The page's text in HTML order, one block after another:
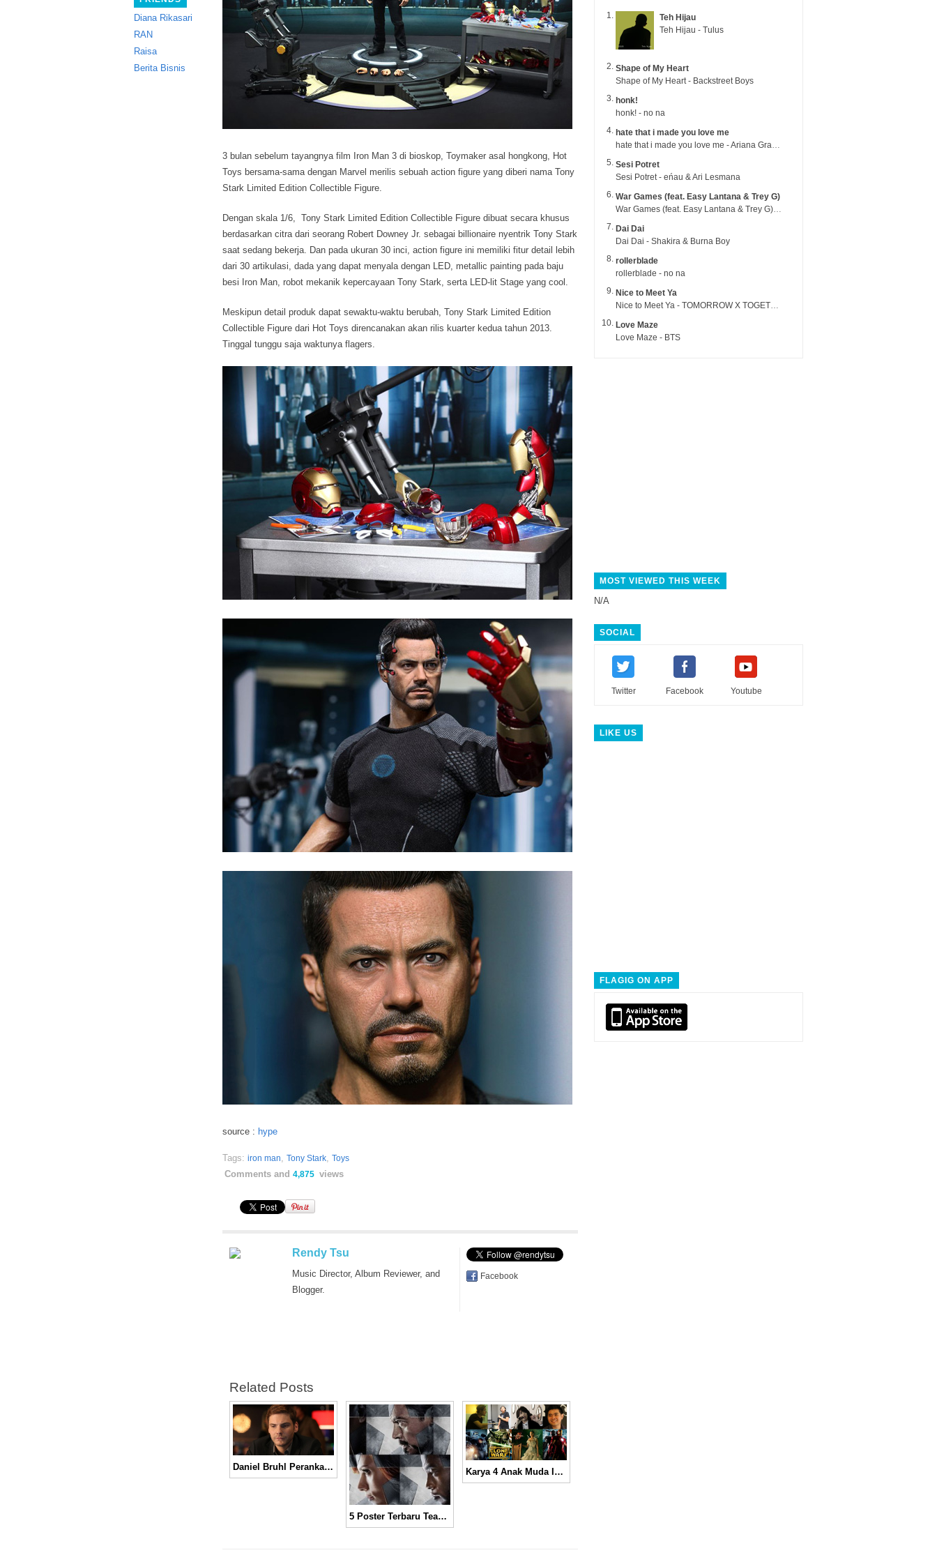
Diana Rikasari
RAN
Raisa
Berita Bisnis
3 bulan sebelum tayangnya film Iron Man 3 di bioskop, Toymaker asal hongkong, Hot
Toys bersama-sama dengan Marvel merilis sebuah action figure yang diberi nama Tony
Stark Limited Edition Collectible Figure.
Dengan skala 1/6, Tony Stark Limited Edition Collectible Figure dibuat secara khusus
berdasarkan citra dari seorang Robert Downey Jr. sebagai billionaire nyentrik Tony Stark
saat sedang bekerja. Dan pada ukuran 30 inci, action figure ini memiliki fitur detail lebih
dari 30 artikulasi, dada yang dapat menyala dengan LED, metallic painting pada baju
besi Iron Man, robot mekanik kepercayaan Tony Stark, serta LED-lit Stage yang cool.
Meskipun detail produk dapat sewaktu-waktu berubah, Tony Stark Limited Edition
Collectible Figure dari Hot Toys direncanakan akan rilis kuarter kedua tahun 2013.
Tinggal tunggu saja waktunya flagers.
source : hype
Tags: iron man, Tony Stark, Toys
Comments and 4,875 views
Rendy Tsu
Music Director, Album Reviewer, and
Blogger.
Facebook
Related Posts
Daniel Bruhl Perankan Tokoh Musuh Utama di Film “Captain America: Civil War”
5 Poster Terbaru Team Iron Man untuk “Captain America: Civil War”
Karya 4 Anak Muda Indonesia Dalam Produksi Hollywood
Teh Hijau
Teh Hijau - Tulus
Shape of My Heart
Shape of My Heart - Backstreet Boys
honk!
honk! - no na
hate that i made you love me
hate that i made you love me - Ariana Grande
Sesi Potret
Sesi Potret - eńau & Ari Lesmana
War Games (feat. Easy Lantana & Trey G)
War Games (feat. Easy Lantana & Trey G) - Trub
Dai Dai
Dai Dai - Shakira & Burna Boy
rollerblade
rollerblade - no na
Nice to Meet Ya
Nice to Meet Ya - TOMORROW X TOGETHER
Love Maze
Love Maze - BTS
MOST VIEWED THIS WEEK
N/A
SOCIAL
Twitter Facebook Youtube
LIKE US
FLAGIG ON APP